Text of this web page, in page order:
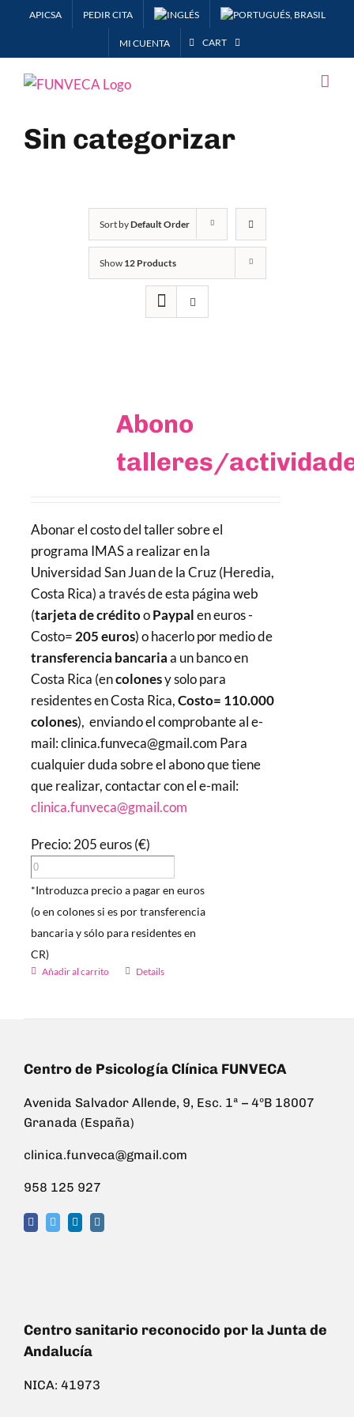
APICSA PEDIR CITA
MI CUENTA CART
Sin categorizar
Sort byDefault Order
Show 12 Products
Abono
talleres/
Abonar el costo del taller sobre el
programa IMAS a realizar en la
Universidad San Juan de la Cruz (Heredia,
Costa Rica) a través de esta página web
(tarjeta de créditooPaypalen euros -
Costo=205 euros) o hacerlo por medio de
transferencia bancariaa un banco en
Costa Rica (encolonesy solo para
residentes en Costa Rica,Costo= 110.000
colones), enviando el comprobante al e-
mail: clinica.funveca@gmail.com Para
cualquier duda sobre el abono que tiene
que realizar, contactar con el e-mail:
clinica.funveca@gmail.com
Precio: 205 euros (€)
*Introduzca precio a pagar en euros
(o en colones si es por transferencia
bancaria y sólo para residentes en
CR)
Añadir al carrito Details
Centro de Psicología Clínica FUNVECA
Avenida Salvador Allende, 9, Esc. 1ª – 4ºB 18007
Granada (España)
clinica.funveca@gmail.com
958 125 927
Centro sanitario reconocido por la Junta de
Andalucía
NICA: 41973